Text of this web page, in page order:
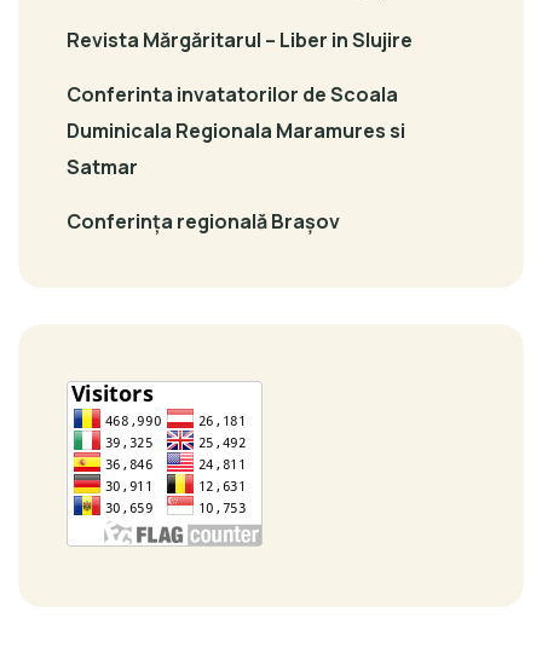
Revista Mărgăritarul – Liber in Slujire
Conferinta invatatorilor de Scoala
Duminicala Regionala Maramures si
Satmar
Conferința regională Brașov